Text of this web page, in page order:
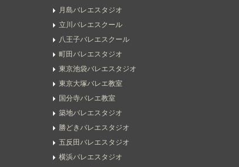
月島バレエスタジオ
立川バレエスクール
八王子バレエスクール
町田バレエスタジオ
東京池袋バレエスタジオ
東京大塚バレエ教室
国分寺バレエ教室
築地バレエスタジオ
勝どきバレエスタジオ
五反田バレエスタジオ
横浜バレエスタジオ